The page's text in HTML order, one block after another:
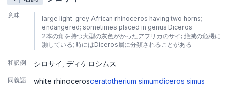
意味
large light-grey African rhinoceros having two horns;
endangered; sometimes placed in genus Diceros
2本の角を持つ大型の灰色がかったアフリカのサイ; 絶滅の危機に
瀕している; 時にはDiceros属に分類されることがある
和訳例 シロサイ ディケロシムス
同義語 white rhinocerosceratotherium simumdiceros simus